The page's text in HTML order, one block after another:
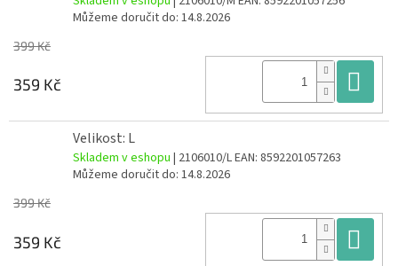
Můžeme doručit do: 14.8.2026
399 Kč
359 Kč
Velikost: L
Skladem v eshopu | 2106010/LEAN: 8592201057263
Můžeme doručit do: 14.8.2026
399 Kč
359 Kč